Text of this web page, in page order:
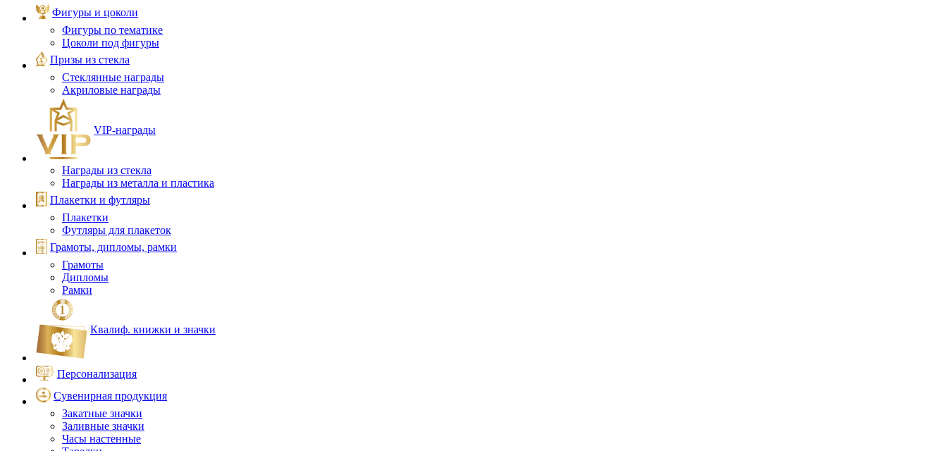
Фигуры и цоколи
Фигуры по тематике
Цоколи под фигуры
Призы из стекла
Стеклянные награды
Акриловые награды
VIP‑награды
Награды из стекла
Награды из металла и пластика
Плакетки и футляры
Плакетки
Футляры для плакеток
Грамоты, дипломы, рамки
Грамоты
Дипломы
Рамки
Квалиф. книжки и значки
Персонализация
Сувенирная продукция
Закатные значки
Заливные значки
Часы настенные